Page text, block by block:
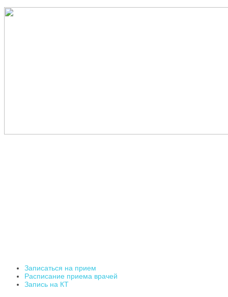
Записаться на прием
Расписание приема врачей
Запись на КТ